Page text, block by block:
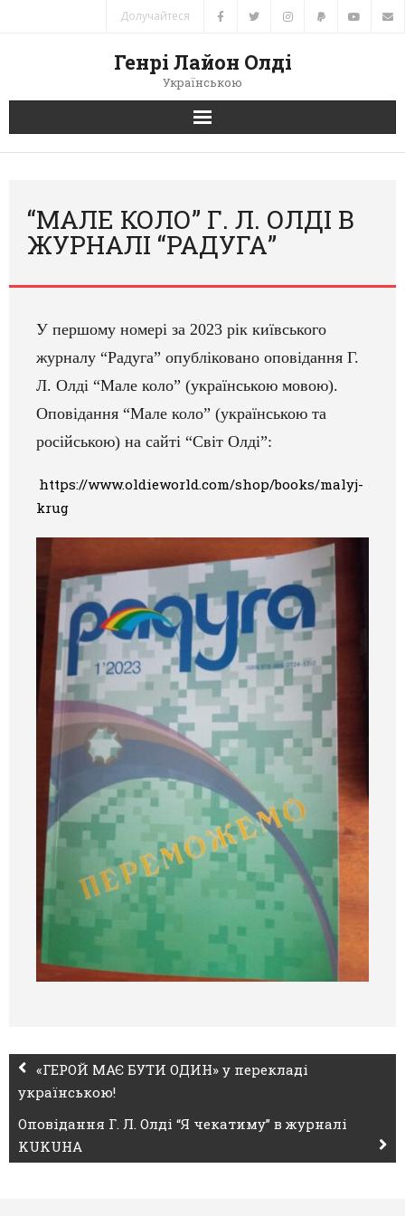
Долучайтеся
Генрі Лайон Олді
Українською
Головна
Автори
Книги
Переклади
Зв’язок
“МАЛЕ КОЛО” Г. Л. ОЛДІ В
ЖУРНАЛІ “РАДУГА”
У першому номері за 2023 рік київського
журналу “Радуга” опубліковано оповідання Г.
Л. Олді “Мале коло” (українською мовою).
Оповідання “Мале коло” (українською та
російською) на сайті “Світ Олді”:
https://www.oldieworld.com/shop/books/malyj-
krug
«ГЕРОЙ МАЄ БУТИ ОДИН» у перекладі
українською!
Оповідання Г. Л. Олді “Я чекатиму” в журналі
KUKUHA